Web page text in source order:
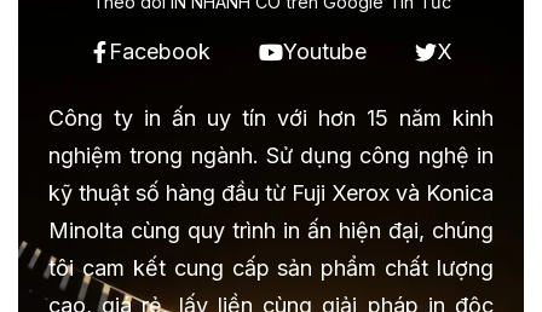
Facebook Youtube X
Công ty in ấn uy tín với hơn 15 năm kinh
nghiệm trong ngành. Sử dụng công nghệ in
kỹ thuật số hàng đầu từ Fuji Xerox và Konica
Minolta cùng quy trình in ấn hiện đại, chúng
tôi cam kết cung cấp sản phẩm chất lượng
cao, giá rẻ, lấy liền cùng giải pháp in độc